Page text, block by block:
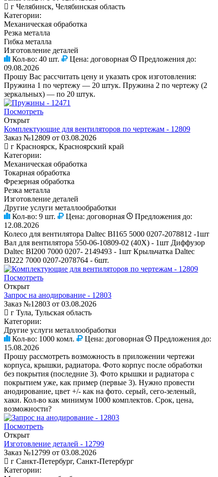
г Челябинск, Челябинская область
Категории:
Механическая обработка
Резка металла
Гибка металла
Изготовление деталей
Кол-во: 40 шт. Цена: договорная
Предложения до:
09.08.2026
Прошу Вас рассчитать цену и указать срок изготовления:
Пружина 1 по чертежу — 20 штук. Пружина 2 по чертежу (2
зеркальных) — по 20 штук.
Посмотреть
Открыт
Комплектующие для вентиляторов по чертежам - 12809
Заказ №12809 от 03.08.2026
г Красноярск, Красноярский край
Категории:
Механическая обработка
Токарная обработка
Фрезерная обработка
Резка металла
Изготовление деталей
Другие услуги металлообработки
Кол-во: 9 шт. Цена: договорная
Предложения до:
12.08.2026
Колесо для вентилятора Daltec BI165 5000 0207-2078812 -1шт
Вал для вентилятора 550-06-10809-02 (40Х) - 1шт Диффузор
Daltec BI200 7000 0207- 2149493 - 1шт Крыльчатка Daltec
BI222 7000 0207-2078764 - 6шт.
Посмотреть
Открыт
Запрос на анодирование - 12803
Заказ №12803 от 03.08.2026
г Тула, Тульская область
Категории:
Другие услуги металлообработки
Кол-во: 1000 комл. Цена: договорная
Предложения до:
15.08.2026
Прошу рассмотреть возможность в приложении чертежи
корпуса, крышки, радиатора. Фото корпус после обработки
без покрытия (последние 3). Фото крышки и радиатора с
покрытием уже, как пример (первые 3). Нужно провести
анодирование, цвет +/- как на фото. серый, сего-зеленый,
хаки. Кол-во как минимум 1000 комплектов. Срок, цена,
возможности?
Посмотреть
Открыт
Изготовление деталей - 12799
Заказ №12799 от 03.08.2026
г Санкт-Петербург, Санкт-Петербург
Категории: